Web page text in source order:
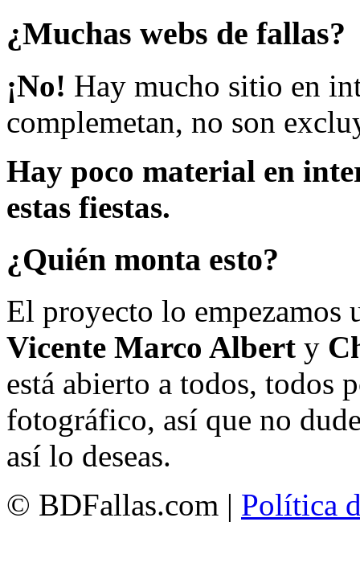
¿Muchas webs de fallas?
¡No! Hay mucho sitio en
complemetan, no son
Hay poco material en
estas fiestas.
¿Quién monta esto?
El proyecto lo empezamos
Vicente Marco Albert y
está abierto a todos, todos
fotográfico, así que no
así lo deseas.
© BDFallas.com | Política